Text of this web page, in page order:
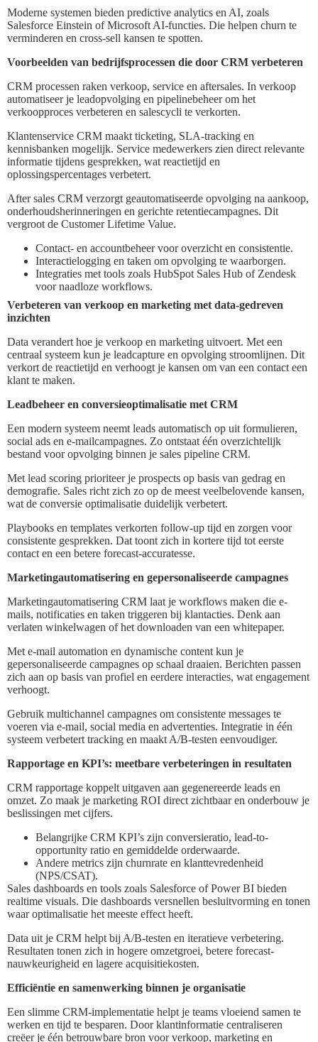
Moderne systemen bieden predictive analytics en AI, zoals
Salesforce Einstein of Microsoft AI-functies. Die helpen churn te
verminderen en cross-sell kansen te spotten.
Voorbeelden van bedrijfsprocessen die door CRM verbeteren
CRM processen raken verkoop, service en aftersales. In verkoop
automatiseer je leadopvolging en pipelinebeheer om het
verkoopproces verbeteren en salescycli te verkorten.
Klantenservice CRM maakt ticketing, SLA-tracking en
kennisbanken mogelijk. Service medewerkers zien direct relevante
informatie tijdens gesprekken, wat reactietijd en
oplossingspercentages verbetert.
After sales CRM verzorgt geautomatiseerde opvolging na aankoop,
onderhoudsherinneringen en gerichte retentiecampagnes. Dit
vergroot de Customer Lifetime Value.
Contact- en accountbeheer voor overzicht en consistentie.
Interactielogging en taken om opvolging te waarborgen.
Integraties met tools zoals HubSpot Sales Hub of Zendesk
voor naadloze workflows.
Verbeteren van verkoop en marketing met data-gedreven
inzichten
Data verandert hoe je verkoop en marketing uitvoert. Met een
centraal systeem kun je leadcapture en opvolging stroomlijnen. Dit
verkort de reactietijd en verhoogt je kansen om van een contact een
klant te maken.
Leadbeheer en conversieoptimalisatie met CRM
Een modern systeem neemt leads automatisch op uit formulieren,
social ads en e-mailcampagnes. Zo ontstaat één overzichtelijk
bestand voor opvolging binnen je sales pipeline CRM.
Met lead scoring prioriteer je prospects op basis van gedrag en
demografie. Sales richt zich zo op de meest veelbelovende kansen,
wat de conversie optimalisatie duidelijk verbetert.
Playbooks en templates verkorten follow-up tijd en zorgen voor
consistente gesprekken. Dat toont zich in kortere tijd tot eerste
contact en een betere forecast-accuratesse.
Marketingautomatisering en gepersonaliseerde campagnes
Marketingautomatisering CRM laat je workflows maken die e-
mails, notificaties en taken triggeren bij klantacties. Denk aan
verlaten winkelwagen of het downloaden van een whitepaper.
Met e-mail automation en dynamische content kun je
gepersonaliseerde campagnes op schaal draaien. Berichten passen
zich aan op basis van profiel en eerdere interacties, wat engagement
verhoogt.
Gebruik multichannel campagnes om consistente messages te
voeren via e-mail, social media en advertenties. Integratie in één
systeem verbetert tracking en maakt A/B-testen eenvoudiger.
Rapportage en KPI’s: meetbare verbeteringen in resultaten
CRM rapportage koppelt uitgaven aan gegenereerde leads en
omzet. Zo maak je marketing ROI direct zichtbaar en onderbouw je
beslissingen met cijfers.
Belangrijke CRM KPI’s zijn conversieratio, lead-to-
opportunity ratio en gemiddelde orderwaarde.
Andere metrics zijn churnrate en klanttevredenheid
(NPS/CSAT).
Sales dashboards en tools zoals Salesforce of Power BI bieden
realtime visuals. Die dashboards versnellen besluitvorming en tonen
waar optimalisatie het meeste effect heeft.
Data uit je CRM helpt bij A/B-testen en iteratieve verbetering.
Resultaten tonen zich in hogere omzetgroei, betere forecast-
nauwkeurigheid en lagere acquisitiekosten.
Efficiëntie en samenwerking binnen je organisatie
Een slimme CRM-implementatie helpt je teams vloeiend samen te
werken en tijd te besparen. Door klantinformatie centraliseren
creëer je één betrouwbare bron voor verkoop, marketing en